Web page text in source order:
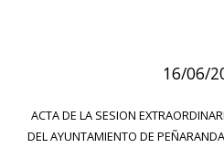
16/06/
ACTA DE LA SESION
DEL AYUNTAMIENTO DE